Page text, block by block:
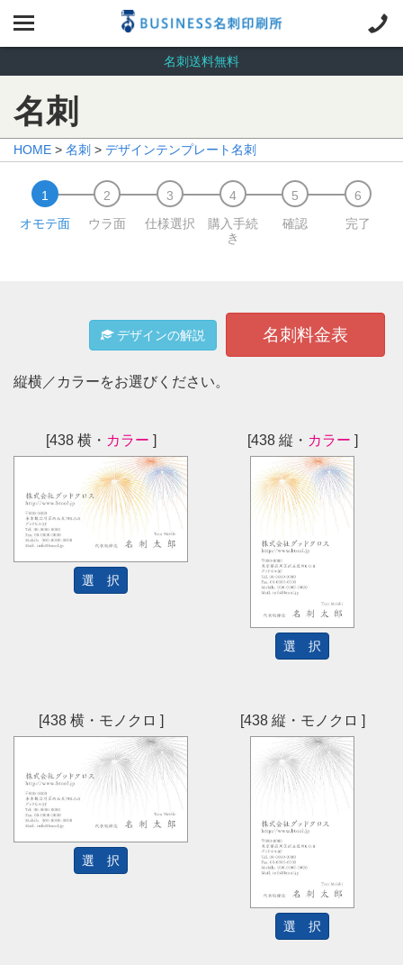
名刺送料無料
名刺
HOME > 名刺 > デザインテンプレート名刺
オモテ面 ウラ面 仕様選択
購入手続
き
確認 完了
デザインの解説 名刺料金表
縦横／カラーをお選びください。
[438 横・ カラー ]
選 択
[438 縦・ カラー ]
選 択
[438 横・モノクロ ]
選 択
[438 縦・モノクロ ]
選 択